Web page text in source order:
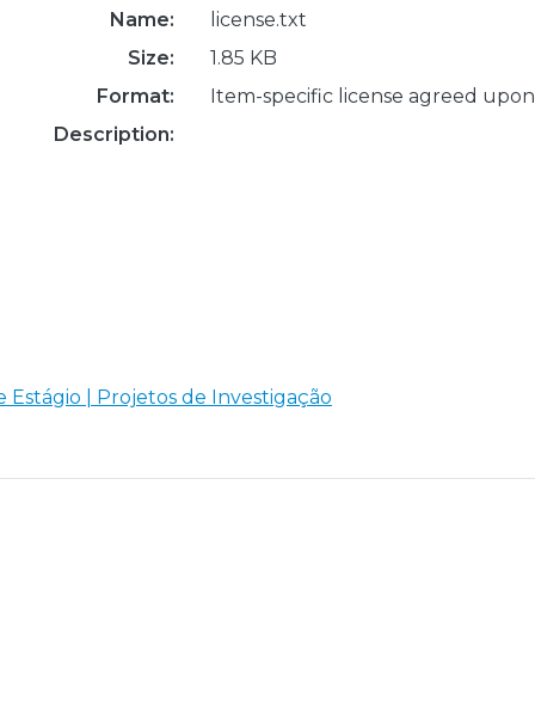
Name:
license.txt
Size:
1.85 KB
Format:
Item-specific license agreed
Description:
Estágio | Projetos de Investigação